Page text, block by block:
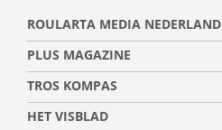
ROULARTA MEDIA NEDERLAND
PLUS MAGAZINE
TROS KOMPAS
HET VISBLAD